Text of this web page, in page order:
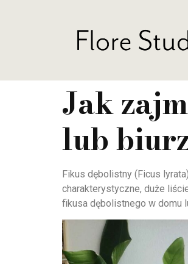
Jak
lub
Fikus dębolistny (Ficus
charakterystyczne, duże
fikusa dębolistnego w domu